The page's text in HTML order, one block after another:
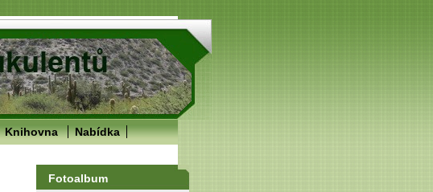
Knihovna Nabídka
Fotoalbum